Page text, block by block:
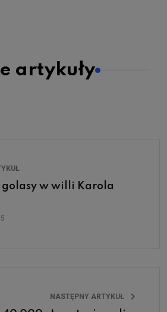
artykuły
golasy w willi Karola
NASTĘPNY ARTYKUŁ